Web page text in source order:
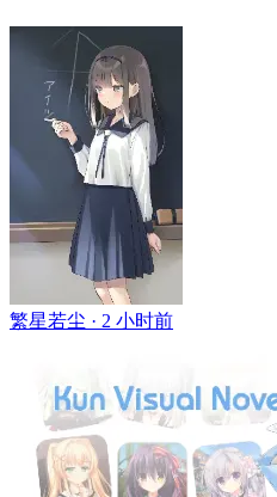
繁星若尘 · 2 小时前